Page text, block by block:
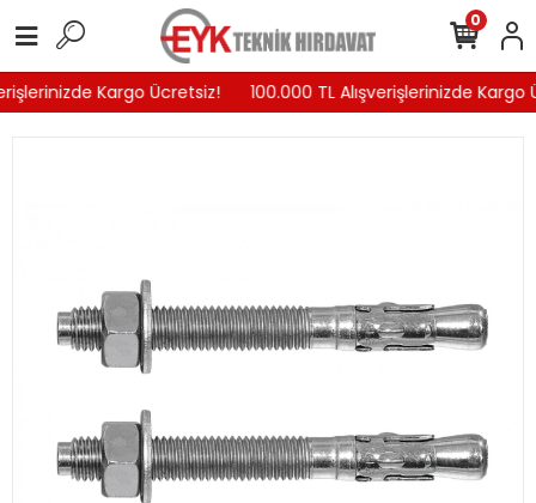
Kargo Ücretsiz! 100.000 TL Alışverişlerinizde Kargo
0